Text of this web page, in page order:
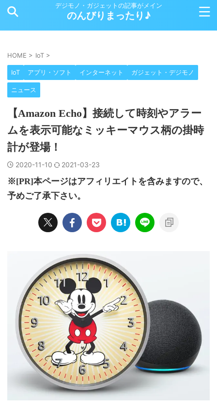
デジモノ・ガジェットの記事がメイン
のんびりまったり♪
HOME > IoT >
IoT アプリ・ソフト インターネット ガジェット・デジモノ
ニュース
【Amazon Echo】接続して時刻やアラー
ムを表示可能なミッキーマウス柄の掛時
計が登場！
2020-11-10 2021-03-23
※[PR]本ページはアフィリエイトを含みますので、
予めご了承下さい。